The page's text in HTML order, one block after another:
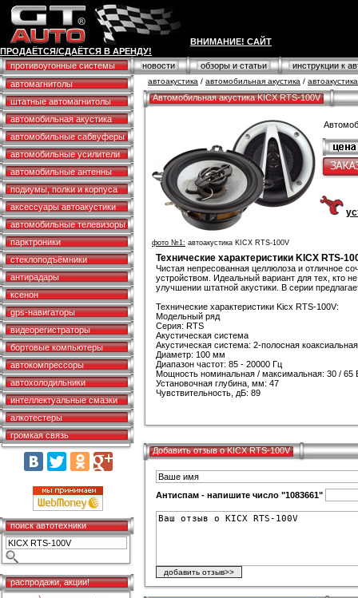
ВНИМАНИЕ! САЙТ
ПРОДАЁТСЯ/СДАЁТСЯ В АРЕНДУ!
противоугонные системы
новости обзоры и статьи
инструкции к
автомагнитолы
штатные автомагнитолы
автомобильная акустика
автомобильные сабвуферы
автомобильные усилители
автомобильные антенны
подиумы, полки и корпуса
аксессуары автоакустики
автомобильные телевизоры
парктроники
стеклоподъёмники
антирадары
ксенон
gps-навигаторы
видеорегистраторы
бортовые компьютеры
автокомпрессоры
автохолодильники
интеллектуальные смазки
алкотестеры
громкая связь
поиск автотехники
распродажи, акции!
автоакустика / автомобильная акустика /
Автомобильная акустика KICX RTS-100V
фото №1: автоакустика KICX RTS-100V
Технические характеристики KICX RTS-
Чистая непресованная целлюлоза и отличное
устройством. Идеальный вариант для тех, кто
улучшении штатной акустики. В серии
Технические характеристики Kicx RTS-100V:
Модельный ряд
Серия: RTS
Акустическая система
Акустическая система: 2-полосная коаксиальная
Диаметр: 100 мм
Диапазон частот: 85 - 20000 Гц
Мощность номинальная / максимальная: 30 / 65
Установочная глубина, мм: 47
Чувствительность, дБ: 89
Добавить отзыв о KICX RTS-100V
Антиспам - напишите число "1083661"